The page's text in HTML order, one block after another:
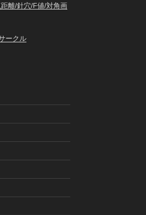
離/針穴/F値/対角画
ークル